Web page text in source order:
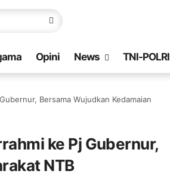
Opini News TNI-POLRI
Bersama Wujudkan Kedamaian
ke Pj Gubernur,
NTB